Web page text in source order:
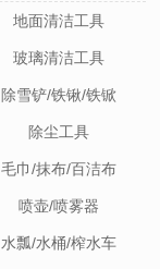
地面清洁工具
玻璃清洁工具
除雪铲/铁锹/铁锨
除尘工具
毛巾/抹布/百洁布
喷壶/喷雾器
水瓢/水桶/榨水车